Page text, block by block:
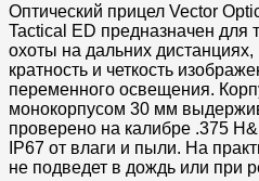
Оптический прицел Vector
Tactical ED предназначен для
охоты на дальних дистанциях,
кратность и четкость
переменного освещения.
монокорпусом 30 мм
проверено на калибре .375
IP67 от влаги и пыли. На
не подведет в дождь или при